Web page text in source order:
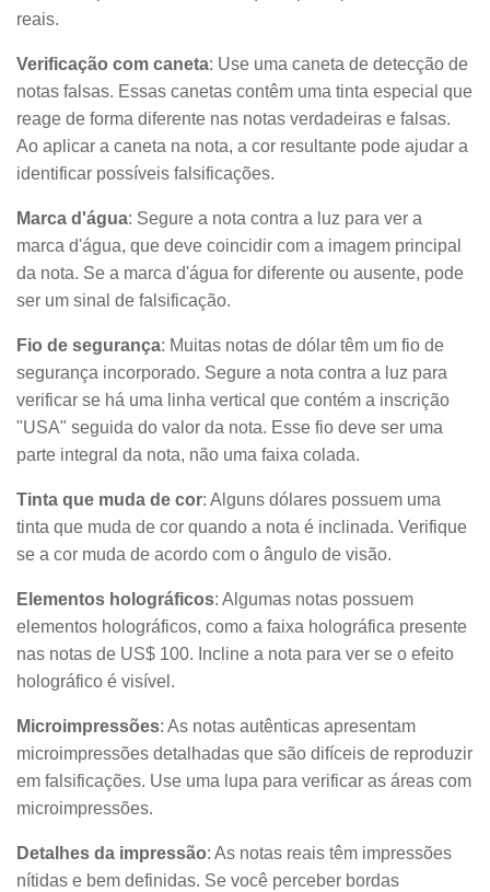
reais.
Verificação com caneta: Use uma caneta de detecção de
notas falsas. Essas canetas contêm uma tinta especial que
reage de forma diferente nas notas verdadeiras e falsas.
Ao aplicar a caneta na nota, a cor resultante pode ajudar a
identificar possíveis falsificações.
Marca d'água: Segure a nota contra a luz para ver a
marca d'água, que deve coincidir com a imagem principal
da nota. Se a marca d'água for diferente ou ausente, pode
ser um sinal de falsificação.
Fio de segurança: Muitas notas de dólar têm um fio de
segurança incorporado. Segure a nota contra a luz para
verificar se há uma linha vertical que contém a inscrição
"USA" seguida do valor da nota. Esse fio deve ser uma
parte integral da nota, não uma faixa colada.
Tinta que muda de cor: Alguns dólares possuem uma
tinta que muda de cor quando a nota é inclinada. Verifique
se a cor muda de acordo com o ângulo de visão.
Elementos holográficos: Algumas notas possuem
elementos holográficos, como a faixa holográfica presente
nas notas de US$ 100. Incline a nota para ver se o efeito
holográfico é visível.
Microimpressões: As notas autênticas apresentam
microimpressões detalhadas que são difíceis de reproduzir
em falsificações. Use uma lupa para verificar as áreas com
microimpressões.
Detalhes da impressão: As notas reais têm impressões
nítidas e bem definidas. Se você perceber bordas